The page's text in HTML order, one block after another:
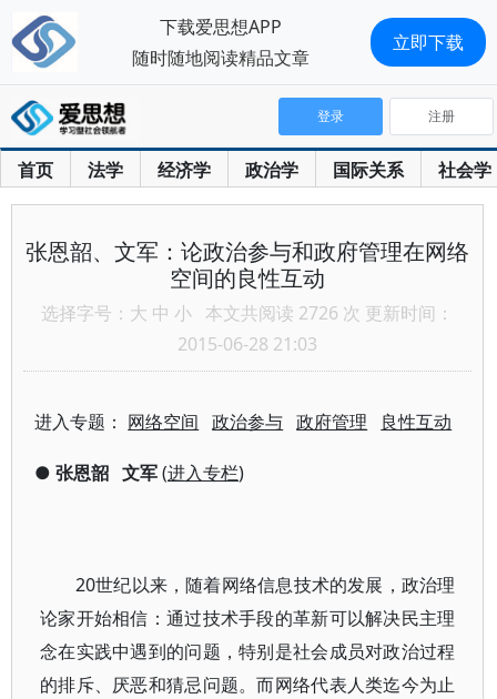
首页 法学 经济学 政治学 国际关系 社会学
登录 注册
张恩韶、文军：论政治参与和政府管理在网络
空间的良性互动
选择字号： 大 中 小 本文共阅读 2726 次 更新时间：
2015-06-28 21:03
进入专题： 网络空间 政治参与 政府管理 良性互动
● 张恩韶 文军(进入专栏)
20世纪以来，随着网络信息技术的发展，政治理
论家开始相信：通过技术手段的革新可以解决民主理
念在实践中遇到的问题，特别是社会成员对政治过程
的排斥、厌恶和猜忌问题。而网络代表人类迄今为止
下载爱思想APP
随时随地阅读精品文章
立即下载